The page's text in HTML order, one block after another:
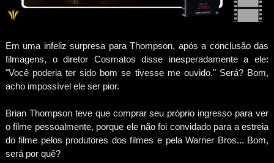
Em uma infeliz surpresa para Thompson, após a conclusão das
filmagens, o diretor Cosmatos disse inesperadamente a ele:
"Você poderia ter sido bom se tivesse me ouvido." Será? Bom,
acho impossível ele ser pior.
Brian Thompson teve que comprar seu próprio ingresso para ver
o filme pessoalmente, porque ele não foi convidado para a estreia
do filme pelos produtores dos filmes e pela Warner Bros... Bom,
será por quê?